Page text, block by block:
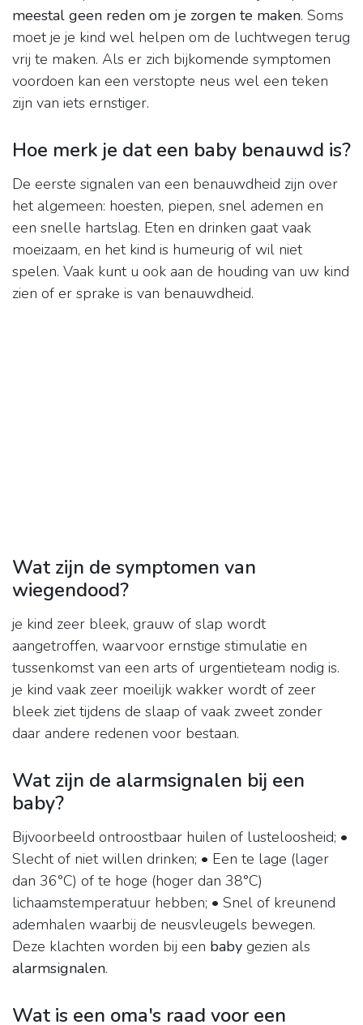
meestal geen reden om je zorgen te maken. Soms
moet je je kind wel helpen om de luchtwegen terug
vrij te maken. Als er zich bijkomende symptomen
voordoen kan een verstopte neus wel een teken
zijn van iets ernstiger.
Hoe merk je dat een baby benauwd is?
De eerste signalen van een benauwdheid zijn over
het algemeen: hoesten, piepen, snel ademen en
een snelle hartslag. Eten en drinken gaat vaak
moeizaam, en het kind is humeurig of wil niet
spelen. Vaak kunt u ook aan de houding van uw kind
zien of er sprake is van benauwdheid.
Wat zijn de symptomen van
wiegendood?
je kind zeer bleek, grauw of slap wordt
aangetroffen, waarvoor ernstige stimulatie en
tussenkomst van een arts of urgentieteam nodig is.
je kind vaak zeer moeilijk wakker wordt of zeer
bleek ziet tijdens de slaap of vaak zweet zonder
daar andere redenen voor bestaan.
Wat zijn de alarmsignalen bij een
baby?
Bijvoorbeeld ontroostbaar huilen of lusteloosheid; •
Slecht of niet willen drinken; • Een te lage (lager
dan 36°C) of te hoge (hoger dan 38°C)
lichaamstemperatuur hebben; • Snel of kreunend
ademhalen waarbij de neusvleugels bewegen.
Deze klachten worden bij een baby gezien als
alarmsignalen.
Wat is een oma's raad voor een